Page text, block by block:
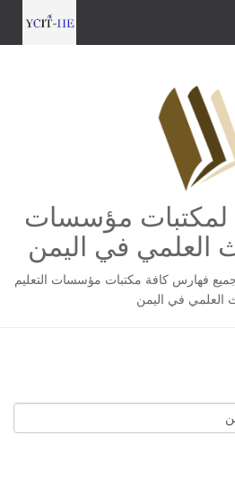
مؤسسات
العلمي في اليمن
فهارس كافة مكتبات مؤسسات التعليم
العلمي في اليمن